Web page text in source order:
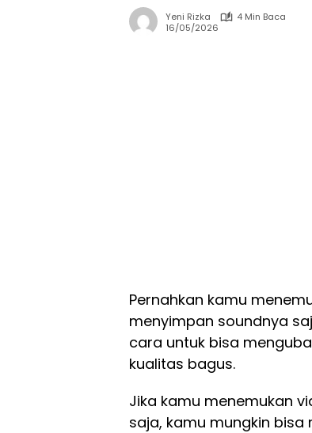
Yeni Rizka
4 Min Baca
16/05/2026
Pernahkan kamu
menyimpan soundnya
cara untuk bisa
kualitas bagus.
Jika kamu menemukan
saja, kamu mungkin